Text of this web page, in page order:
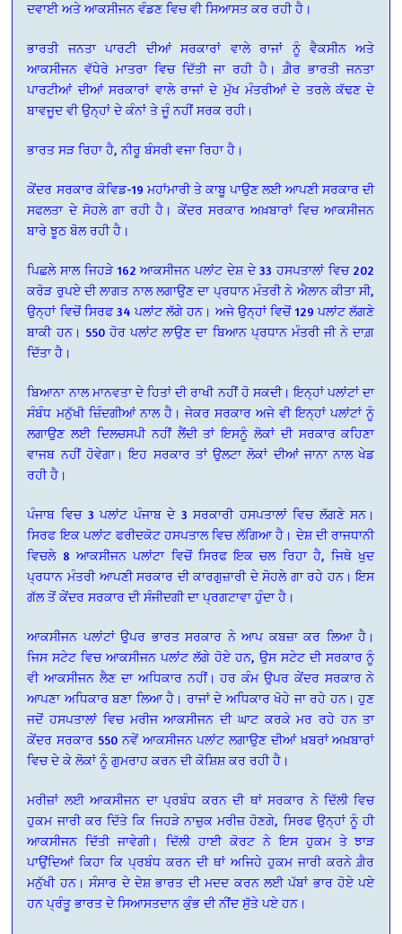
ਦਵਾਈ ਅਤੇ ਆਕਸੀਜਨ ਵੰਡਣ ਵਿਚ ਵੀ ਸਿਆਸਤ ਕਰ ਰਹੀ ਹੈ।
ਭਾਰਤੀ ਜਨਤਾ ਪਾਰਟੀ ਦੀਆਂ ਸਰਕਾਰਾਂ ਵਾਲੇ ਰਾਜਾਂ ਨੂੰ ਵੈਕਸੀਨ ਅਤੇ
ਆਕਸੀਜਨ ਵੱਧੇਰੇ ਮਾਤਰਾ ਵਿਚ ਦਿੱਤੀ ਜਾ ਰਹੀ ਹੈ। ਗ਼ੈਰ ਭਾਰਤੀ ਜਨਤਾ
ਪਾਰਟੀਆਂ ਦੀਆਂ ਸਰਕਾਰਾਂ ਵਾਲੇ ਰਾਜਾਂ ਦੇ ਮੁੱਖ ਮੰਤਰੀਆਂ ਦੇ ਤਰਲੇ ਕੱਢਣ ਦੇ
ਬਾਵਜੂਦ ਵੀ ਉਨ੍ਹਾਂ ਦੇ ਕੰਨਾਂ ਤੇ ਜੂੰ ਨਹੀਂ ਸਰਕ ਰਹੀ।
ਭਾਰਤ ਸੜ ਰਿਹਾ ਹੈ, ਨੀਰੂ ਬੰਸਰੀ ਵਜਾ ਰਿਹਾ ਹੈ।
ਕੇਂਦਰ ਸਰਕਾਰ ਕੋਵਿਡ-19 ਮਹਾਂਮਾਰੀ ਤੇ ਕਾਬੂ ਪਾਉਣ ਲਈ ਆਪਣੀ ਸਰਕਾਰ ਦੀ
ਸਫਲਤਾ ਦੇ ਸੋਹਲੇ ਗਾ ਰਹੀ ਹੈ। ਕੇਂਦਰ ਸਰਕਾਰ ਅਖ਼ਬਾਰਾਂ ਵਿਚ ਆਕਸੀਜਨ
ਬਾਰੇ ਝੂਠ ਬੋਲ ਰਹੀ ਹੈ।
ਪਿਛਲੇ ਸਾਲ ਜਿਹੜੇ 162 ਆਕਸੀਜਨ ਪਲਾਂਟ ਦੇਸ਼ ਦੇ 33 ਹਸਪਤਾਲਾਂ ਵਿਚ 202
ਕਰੋੜ ਰੁਪਏ ਦੀ ਲਾਗਤ ਨਾਲ ਲਗਾਉਣ ਦਾ ਪ੍ਰਧਾਨ ਮੰਤਰੀ ਨੇ ਐਲਾਨ ਕੀਤਾ ਸੀ,
ਉਨ੍ਹਾਂ ਵਿਚੋਂ ਸਿਰਫ 34 ਪਲਾਂਟ ਲੱਗੇ ਹਨ। ਅਜੇ ਉਨ੍ਹਾਂ ਵਿਚੋਂ 129 ਪਲਾਂਟ ਲੱਗਣੇ
ਬਾਕੀ ਹਨ। 550 ਹੋਰ ਪਲਾਂਟ ਲਾਉਣ ਦਾ ਬਿਆਨ ਪ੍ਰਧਾਨ ਮੰਤਰੀ ਜੀ ਨੇ ਦਾਗ਼
ਦਿੱਤਾ ਹੈ।
ਬਿਆਨਾ ਨਾਲ ਮਾਨਵਤਾ ਦੇ ਹਿਤਾਂ ਦੀ ਰਾਖੀ ਨਹੀਂ ਹੋ ਸਕਦੀ। ਇਨ੍ਹਾਂ ਪਲਾਂਟਾਂ ਦਾ
ਸੰਬੰਧ ਮਨੁੱਖੀ ਜ਼ਿੰਦਗੀਆਂ ਨਾਲ ਹੈ। ਜੇਕਰ ਸਰਕਾਰ ਅਜੇ ਵੀ ਇਨ੍ਹਾਂ ਪਲਾਂਟਾਂ ਨੂੰ
ਲਗਾਉਣ ਲਈ ਦਿਲਚਸਪੀ ਨਹੀਂ ਲੈਂਦੀ ਤਾਂ ਇਸਨੂੰ ਲੋਕਾਂ ਦੀ ਸਰਕਾਰ ਕਹਿਣਾ
ਵਾਜਬ ਨਹੀਂ ਹੋਵੇਗਾ। ਇਹ ਸਰਕਾਰ ਤਾਂ ਉਲਟਾ ਲੋਕਾਂ ਦੀਆਂ ਜਾਨਾ ਨਾਲ ਖੇਡ
ਰਹੀ ਹੈ।
ਪੰਜਾਬ ਵਿਚ 3 ਪਲਾਂਟ ਪੰਜਾਬ ਦੇ 3 ਸਰਕਾਰੀ ਹਸਪਤਾਲਾਂ ਵਿਚ ਲੱਗਣੇ ਸਨ।
ਸਿਰਫ ਇਕ ਪਲਾਂਟ ਫਰੀਦਕੋਟ ਹਸਪਤਾਲ ਵਿਚ ਲੱਗਿਆ ਹੈ। ਦੇਸ਼ ਦੀ ਰਾਜਧਾਨੀ
ਵਿਚਲੇ 8 ਆਕਸੀਜਨ ਪਲਾਂਟਾ ਵਿਚੋਂ ਸਿਰਫ ਇਕ ਚਲ ਰਿਹਾ ਹੈ, ਜਿਥੇ ਖੁਦ
ਪ੍ਰਧਾਨ ਮੰਤਰੀ ਆਪਣੀ ਸਰਕਾਰ ਦੀ ਕਾਰਗੁਜ਼ਾਰੀ ਦੇ ਸੋਹਲੇ ਗਾ ਰਹੇ ਹਨ। ਇਸ
ਗੱਲ ਤੋਂ ਕੇਂਦਰ ਸਰਕਾਰ ਦੀ ਸੰਜੀਦਗੀ ਦਾ ਪ੍ਰਗਟਾਵਾ ਹੁੰਦਾ ਹੈ।
ਆਕਸੀਜਨ ਪਲਾਂਟਾਂ ਉਪਰ ਭਾਰਤ ਸਰਕਾਰ ਨੇ ਆਪ ਕਬਜ਼ਾ ਕਰ ਲਿਆ ਹੈ।
ਜਿਸ ਸਟੇਟ ਵਿਚ ਆਕਸੀਜਨ ਪਲਾਂਟ ਲੱਗੇ ਹੋਏ ਹਨ, ਉਸ ਸਟੇਟ ਦੀ ਸਰਕਾਰ ਨੂੰ
ਵੀ ਆਕਸੀਜਨ ਲੈਣ ਦਾ ਅਧਿਕਾਰ ਨਹੀਂ। ਹਰ ਕੰਮ ਉਪਰ ਕੇਂਦਰ ਸਰਕਾਰ ਨੇ
ਆਪਣਾ ਅਧਿਕਾਰ ਬਣਾ ਲਿਆ ਹੈ। ਰਾਜਾਂ ਦੇ ਅਧਿਕਾਰ ਖੋਹੇ ਜਾ ਰਹੇ ਹਨ। ਹੁਣ
ਜਦੋਂ ਹਸਪਤਾਲਾਂ ਵਿਚ ਮਰੀਜ ਆਕਸੀਜਨ ਦੀ ਘਾਟ ਕਰਕੇ ਮਰ ਰਹੇ ਹਨ ਤਾ
ਕੇਂਦਰ ਸਰਕਾਰ 550 ਨਵੇਂ ਆਕਸੀਜਨ ਪਲਾਂਟ ਲਗਾਉਣ ਦੀਆਂ ਖ਼ਬਰਾਂ ਅਖ਼ਬਾਰਾਂ
ਵਿਚ ਦੇ ਕੇ ਲੋਕਾਂ ਨੂੰ ਗੁਮਰਾਹ ਕਰਨ ਦੀ ਕੋਸ਼ਿਸ਼ ਕਰ ਰਹੀ ਹੈ।
ਮਰੀਜ਼ਾਂ ਲਈ ਆਕਸੀਜਨ ਦਾ ਪ੍ਰਬੰਧ ਕਰਨ ਦੀ ਥਾਂ ਸਰਕਾਰ ਨੇ ਦਿੱਲੀ ਵਿਚ
ਹੁਕਮ ਜਾਰੀ ਕਰ ਦਿੱਤੇ ਕਿ ਜਿਹੜੇ ਨਾਜ਼ੁਕ ਮਰੀਜ਼ ਹੋਣਗੇ, ਸਿਰਫ ਉਨ੍ਹਾਂ ਨੂੰ ਹੀ
ਆਕਸੀਜਨ ਦਿੱਤੀ ਜਾਵੇਗੀ। ਦਿੱਲੀ ਹਾਈ ਕੋਰਟ ਨੇ ਇਸ ਹੁਕਮ ਤੇ ਝਾੜ
ਪਾਉਂਦਿਆਂ ਕਿਹਾ ਕਿ ਪ੍ਰਬੰਧ ਕਰਨ ਦੀ ਥਾਂ ਅਜਿਹੇ ਹੁਕਮ ਜਾਰੀ ਕਰਨੇ ਗ਼ੈਰ
ਮਨੁੱਖੀ ਹਨ। ਸੰਸਾਰ ਦੇ ਦੇਸ਼ ਭਾਰਤ ਦੀ ਮਦਦ ਕਰਨ ਲਈ ਪੱਬਾਂ ਭਾਰ ਹੋਏ ਪਏ
ਹਨ ਪ੍ਰੰਤੂ ਭਾਰਤ ਦੇ ਸਿਆਸਤਦਾਨ ਕੁੰਭ ਦੀ ਨੀਂਦ ਸੁੱਤੇ ਪਏ ਹਨ।